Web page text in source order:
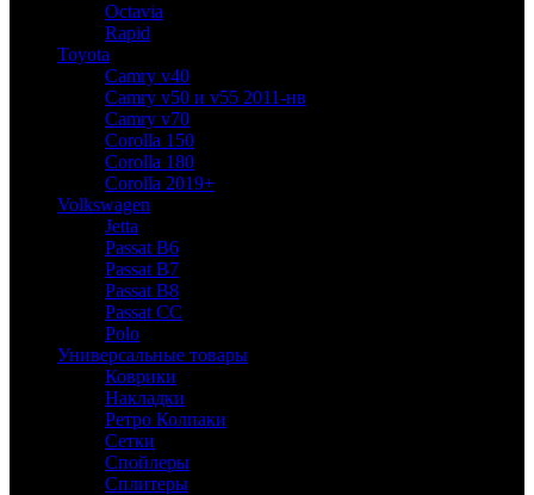
Octavia
Rapid
Toyota
Camry v40
Camry v50 и v55 2011-нв
Camry v70
Corolla 150
Corolla 180
Corolla 2019+
Volkswagen
Jetta
Passat B6
Passat B7
Passat B8
Passat CC
Polo
Универсальные товары
Коврики
Накладки
Ретро Колпаки
Сетки
Спойлеры
Сплитеры